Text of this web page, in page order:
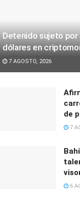
Detenido sujeto
dólares en
7 AGOSTO, 2026
de
7
6